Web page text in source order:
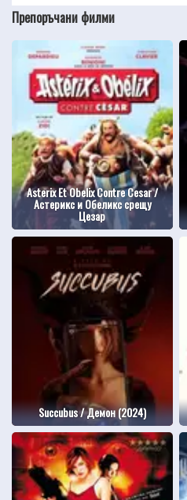
Препоръчани филми
Asterix Et Obelix Contre Cesar /
Астерикс и Обеликс срещу
Цезар
Succubus / Демон (2024)